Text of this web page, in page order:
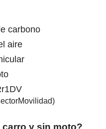
carbono
aire
y sin moto?